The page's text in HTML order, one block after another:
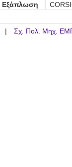
Εξάπλωση
Σχ. Πολ. Μηχ.